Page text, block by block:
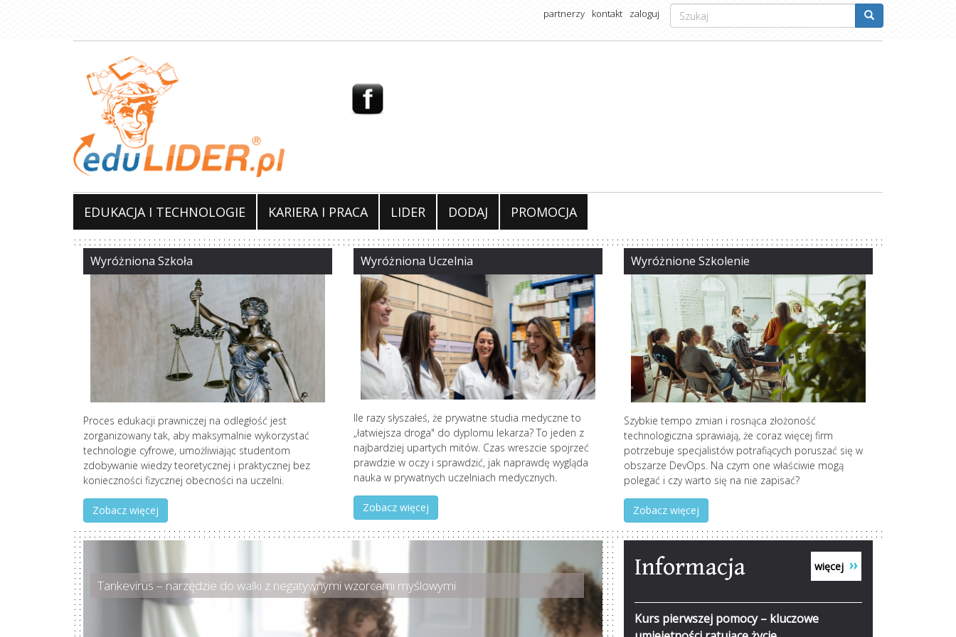
Formularz
wyszukiwania
Szukaj
partnerzy kontakt zaloguj
EDUKACJA I TECHNOLOGIE KARIERA I PRACA LIDER DODAJ PROMOCJA
Wyróżniona Szkoła
Proces edukacji prawniczej na odległość jest
zorganizowany tak, aby maksymalnie wykorzystać
technologie cyfrowe, umożliwiając studentom
zdobywanie wiedzy teoretycznej i praktycznej bez
konieczności fizycznej obecności na uczelni.
Zobacz więcej
Wyróżniona Uczelnia
Ile razy słyszałeś, że prywatne studia medyczne to
„łatwiejsza droga" do dyplomu lekarza? To jeden z
najbardziej upartych mitów. Czas wreszcie spojrzeć
prawdzie w oczy i sprawdzić, jak naprawdę wygląda
nauka w prywatnych uczelniach medycznych.
Zobacz więcej
Wyróżnione Szkolenie
Szybkie tempo zmian i rosnąca złożoność
technologiczna sprawiają, że coraz więcej firm
potrzebuje specjalistów potrafiących poruszać się w
obszarze DevOps. Na czym one właściwie mogą
polegać i czy warto się na nie zapisać?
Zobacz więcej
Tankevirus – narzędzie do walki z negatywnymi wzorcami myślowymi
Jak wybrać odpowiednie szkolenie?
Jak uniknąć wypalenia zawodowego? 10 skutecznych strategii
Informacja
Kurs pierwszej pomocy – kluczowe
Archiwizacja dokumentów w firmie – jak
Nowoczesna logistyka w praktyce. Jak
Dlaczego warto szkolić pracowników z
Jak uzyskać wysoki wynik z egzaminu
więcej